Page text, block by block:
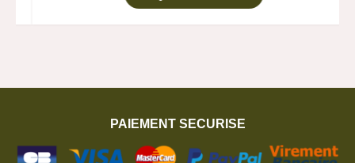
PAIEMENT SECURISE